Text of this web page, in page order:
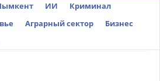
ИИ
Криминал
Аграрный сектор
Бизнес